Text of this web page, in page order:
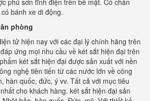
phủ sơn tĩnh điện trên bề mặt. Có chân
bánh xe di động.
phòng
tử hiện nay với các đại lý chính hãng trên
ứng mọi nhu cầu về két sắt hiện đại trên
két sắt hiện đại được sản xuất với nền
nghệ tiên tiến từ các nước lớn về công
hàn quốc, đức, ý vv. Tất cả với mục tiêu
cho khách hàng. két sắt hiện đại sản